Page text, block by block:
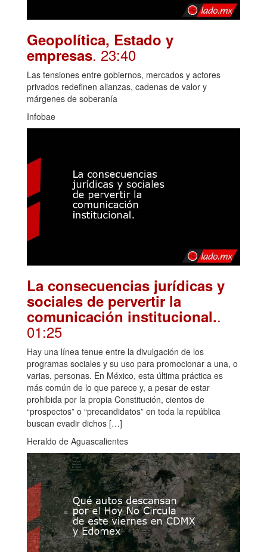
Geopolítica, Estado y
empresas. 23:40
Las tensiones entre gobiernos, mercados y actores
privados redefinen alianzas, cadenas de valor y
márgenes de soberanía
Infobae
La consecuencias jurídicas y
sociales de pervertir la
comunicación institucional..
01:25
Hay una línea tenue entre la divulgación de los
programas sociales y su uso para promocionar a una, o
varias, personas. En México, esta última práctica es
más común de lo que parece y, a pesar de estar
prohibida por la propia Constitución, cientos de
“prospectos” o “precandidatos” en toda la república
buscan evadir dichos […]
Heraldo de Aguascalientes